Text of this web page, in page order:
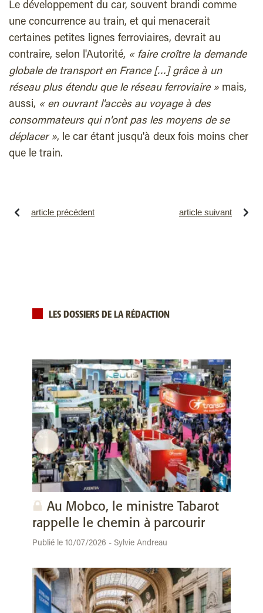
Le développement du car, souvent brandi comme
une concurrence au train, et qui menacerait
certaines petites lignes ferroviaires, devrait au
contraire, selon l'Autorité, « faire croître la demande
globale de transport en France […] grâce à un
réseau plus étendu que le réseau ferroviaire » mais,
aussi, « en ouvrant l'accès au voyage à des
consommateurs qui n'ont pas les moyens de se
déplacer », le car étant jusqu'à deux fois moins cher
que le train.
article précédent article suivant
LES DOSSIERS DE LA RÉDACTION
Au Mobco, le ministre Tabarot
rappelle le chemin à parcourir
Publié le 10/07/2026 - Sylvie Andreau